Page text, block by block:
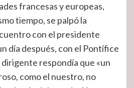
francesas y europeas,
tiempo, se palpó la
con el presidente
día después, con el Pontífice
dirigente respondía que «un
como el nuestro, no